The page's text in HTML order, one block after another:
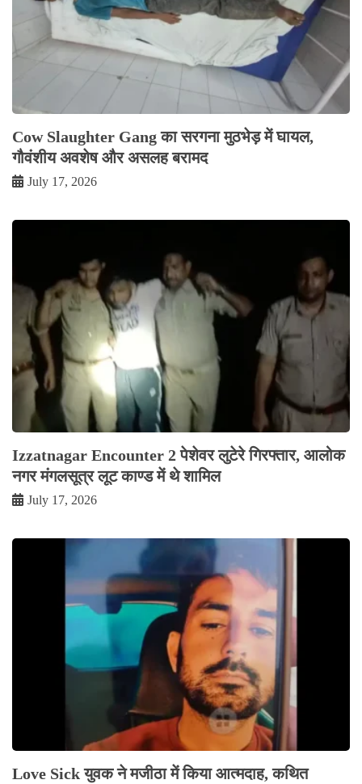
Cow Slaughter Gang का सरगना मुठभेड़ में घायल,
गौवंशीय अवशेष और असलह बरामद
July 17, 2026
Izzatnagar Encounter 2 पेशेवर लुटेरे गिरफ्तार, आलोक
नगर मंगलसूत्र लूट काण्‍ड में थे शामिल
July 17, 2026
Love Sick युवक ने मजीठा में किया आत्मदाह, कथित